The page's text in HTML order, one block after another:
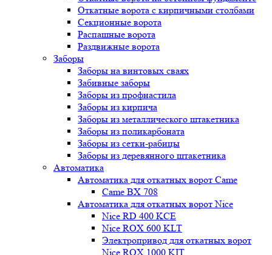
Откатные ворота с кирпичными столбами
Секционные ворота
Распашные ворота
Раздвижные ворота
Заборы
Заборы на винтовых сваях
Забивные заборы
Заборы из профнастила
Заборы из кирпича
Заборы из металлического штакетника
Заборы из поликарбоната
Заборы из сетки-рабицы
Заборы из деревянного штакетника
Автоматика
Автоматика для откатных ворот Came
Came BX 708
Автоматика для откатных ворот Nice
Nice RD 400 KCE
Nice ROX 600 KLT
Электропривод для откатных ворот
Nice ROX 1000 KIT